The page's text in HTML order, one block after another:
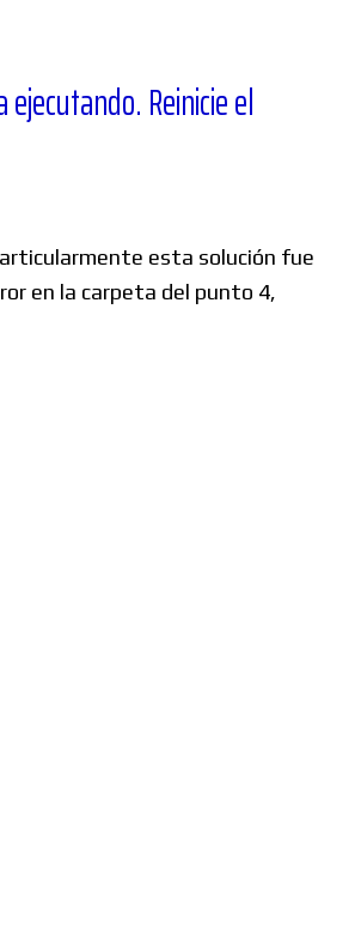
Reinicie el
esta solución fue
en la carpeta del punto 4,